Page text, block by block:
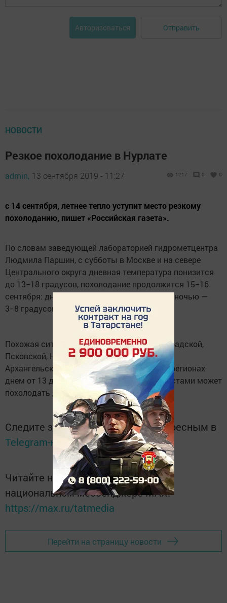
Авторизоваться Отправить
НОВОСТИ
Резкое похолодание в Нурлате
admin, 13 сентября 2019 - 11:27 1217 0 0
с 14 сентября, летнее тепло уступит место резкому
похолоданию, пишет «Российская газета».
По словам заведующей лабораторией гидрометцентра
Людмила Паршин, с субботы в Москве и на севере
Центрального округа дневная температура понизится
до 13−18 градусов, похолодание продолжится 15−16
сентября: днем ожидается 11−17 градусов, ночью —
3−8 градусов, что уже ниже нормы.
Похожая ситуация складывается в Ленинградской,
Псковской, Новгородской, Вологодской и
Архангельской областях и Карелии. В этих регионах
днем от 13 до 19 градусов тепла, ночью местами может
похолодать до 2 градусов.
Следите за самым важным и интересным в
Telegram-каналеТатмедиа
Читайте новости Татарстана в
национальном мессенджере MАХ:
https://max.ru/tatmedia
Перейти на страницу новости